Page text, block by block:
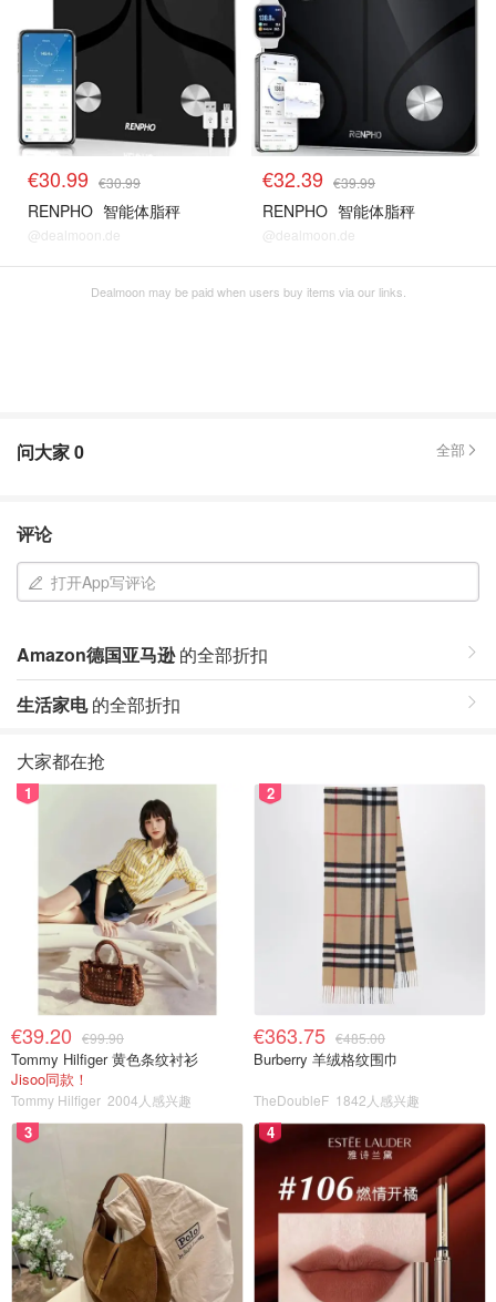
€30.99 €30.99
RENPHO 智能体脂秤
@dealmoon.de
€32.39 €39.99
RENPHO 智能体脂秤
@dealmoon.de
Dealmoon may be paid when users buy items via our links.
问大家0 全部
评论
打开App写评论
Amazon德国亚马逊的全部折扣
生活家电的全部折扣
大家都在抢
1
€39.20 €99.90
Tommy Hilfiger 黄色条纹衬衫
Jisoo同款！
Tommy Hilfiger 2004人感兴趣
2
€363.75 €485.00
Burberry 羊绒格纹围巾
TheDoubleF 1842人感兴趣
3 4